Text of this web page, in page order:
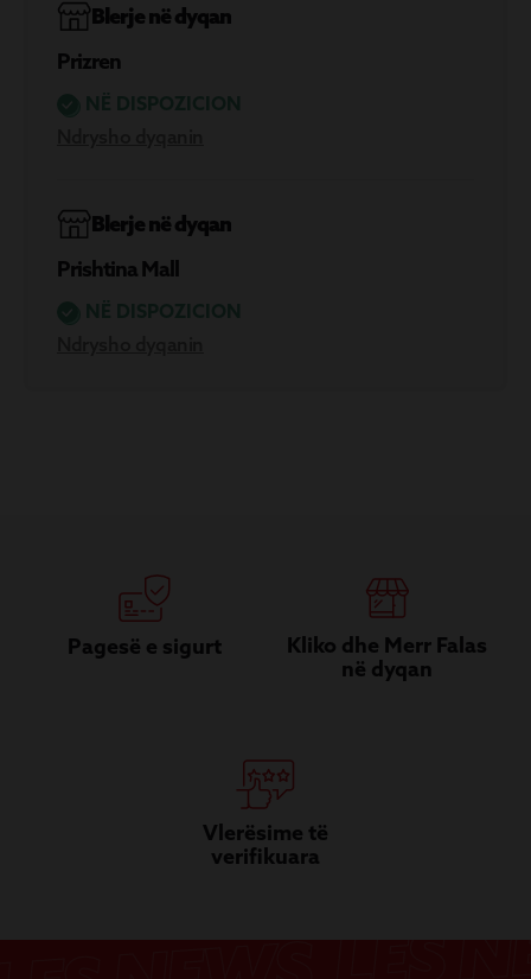
Blerje në dyqan
Prizren
Blerje në dyqan
Prishtina Mall
Pagesë e sigurt
Kliko dhe Merr Falas
në dyqan
Vlerësime të
verifikuara